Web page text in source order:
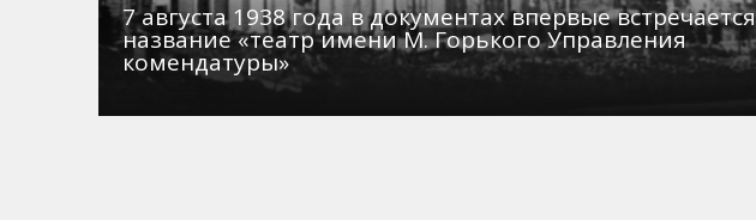
7 августа 1938 года в документах впервые встречается
название «театр имени М. Горького Управления
комендатуры»